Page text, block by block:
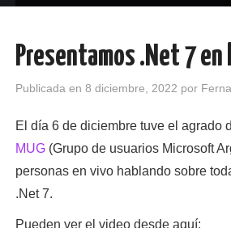
Presentamos .Net 7 en
Publicada en 8 diciembre, 2022 por
El día 6 de diciembre tuve el agrado
MUG (Grupo de usuarios Microsoft
personas en vivo hablando sobre
.Net 7.
Pueden ver el video desde aquí: